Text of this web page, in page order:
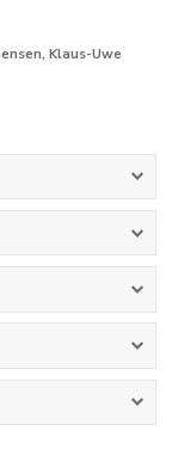
Klaus-Uwe